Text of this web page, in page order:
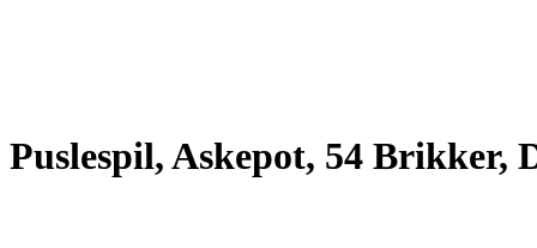
Puslespil, Askepot, 54 Brikker,